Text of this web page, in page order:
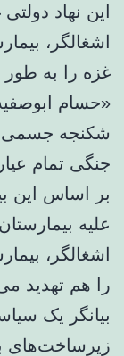
این نهاد
اشغالگر،
غزه را به
«حسام
شکنجه جسمی
جنگی تمام
بر اساس این
علیه
اشغالگر،
را هم تهدید
بیانگر یک
زیرساخت‌های